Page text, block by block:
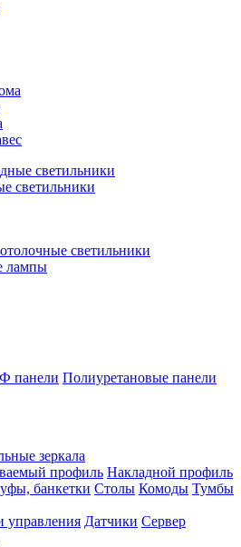
светильники
светильники
светильники
лампы
панели Полиуретановые панели
зеркала
профиль Накладной профиль
банкетки Столы Комоды Тумбы
управления Датчики Сервер